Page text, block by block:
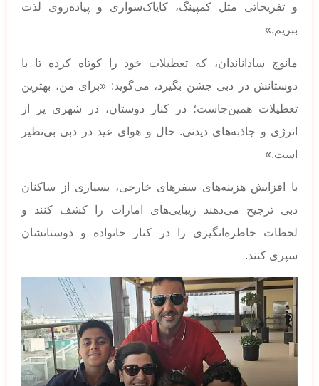
و تفریحاتی مثل کمپینگ، کایاک‌سواری و پیاده‌روی لذت
ببریم.»
مانوج ساداناندان، که تعطیلات خود را کوتاه کرده تا با
دوستانش در دبی جشن بگیرد، می‌گوید: «برای من، بهترین
تعطیلات همین‌جاست؛ در کنار دوستان، در شهری پر از
انرژی و جاذبه‌های دیدنی. حال و هوای عید در دبی بی‌نظیر
است.»
با افزایش هزینه‌های سفرهای خارجی، بسیاری از ساکنان
دبی ترجیح می‌دهند زیبایی‌های امارات را کشف کنند و
لحظات خاطره‌انگیزی را در کنار خانواده و دوستانشان
سپری کنند.